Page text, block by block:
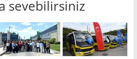
sevebilirsiniz